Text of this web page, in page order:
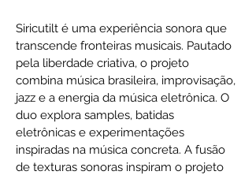
Siricutilt é uma experiência sonora que
transcende fronteiras musicais. Pautado
pela liberdade criativa, o projeto
combina música brasileira, improvisação,
jazz e a energia da música eletrônica. O
duo explora samples, batidas
eletrônicas e experimentações
inspiradas na música concreta. A fusão
de texturas sonoras inspiram o projeto